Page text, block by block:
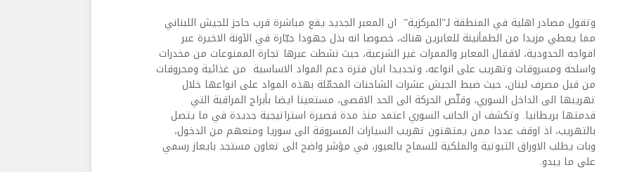
وتقول مصادر اهلية في المنطقة لـ”المركزية” ان المعبر الجديد يقع مباشرة قرب حاجز للجيش اللبناني
مما يعطي مزيدا من الطمأنينة للعابرين هناك، خصوصا انه بذل جهودا جبّارة في الآونة الاخيرة عبر
افواجه الحدودية، لاقفال المعابر والممرات غير الشرعية، حيث نشطت عبرها تجارة الممنوعات من مخدرات
واسلحة ومسروقات وتهريب على انواعه، وتحديدا ابان فترة دعم المواد الاساسية من غذائية ومحروقات
من قبل مصرف لبنان، حيث ضبط الجيش عشرات الشاحنات المحمّلة بهذه المواد على انواعها خلال
تهريبها الى الداخل السوري، وقلّص الحركة الى الحد الاقصى، مستعينا ايضا بأبراج المراقبة التي
قدمتها بريطانيا. وتكشف ان الجانب السوري اعتمد منذ مدة قصيرة استراتيجية جديدة في ما يتصل
بالتهريب، اذ اوقف عددا ممن يمتهنون تهريب السيارات المسروقة الى سوريا ومنعهم من الدخول،
وبات يطلب الاوراق الثبوتية والملكية للسماح بالعبور، في مؤشر واضح الى تعاون مستجد بايعاز رسمي
على ما يبدو.